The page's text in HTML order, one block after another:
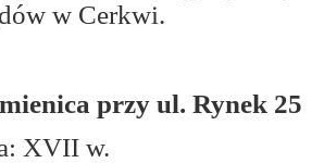
w Cerkwi.
przy ul. Rynek 25
XVII w.